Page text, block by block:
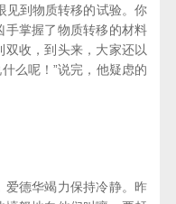
到物质转移的试验。你
手掌握了物质转移的材料
收，到头来，大家还以
么呢！”说完，他疑虑的
德华竭力保持冷静。昨